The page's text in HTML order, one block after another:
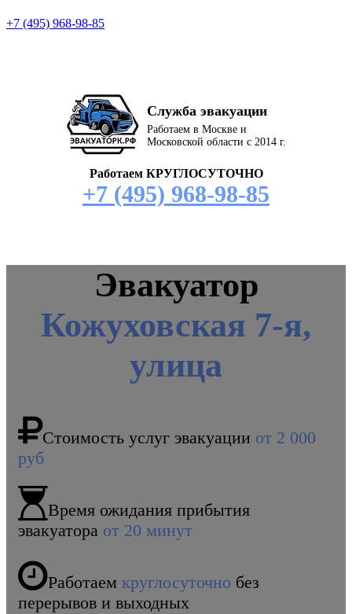
+7 (495) 968-98-85
Служба эвакуации
Работаем в Москве и
Московской области с 2014 г.
Работаем КРУГЛОСУТОЧНО
+7 (495) 968-98-85
Эвакуатор
Кожуховская 7-я,
улица
Стоимость услуг эвакуации от 2 000
руб
Время ожидания прибытия
эвакуатора от 20 минут
Работаем круглосуточно без
перерывов и выходных